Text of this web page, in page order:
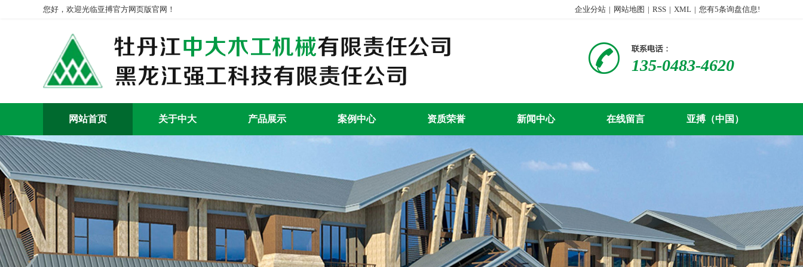
您好，欢迎光临亚搏官方网页版官网！ 企业分站 | 网站地图 | RSS | XML | 您有5条询盘信息!
135-0483-4620
网站首页 关于中大 产品展示 案例中心 资质荣誉 新闻中心 在线留言 亚搏（中国）